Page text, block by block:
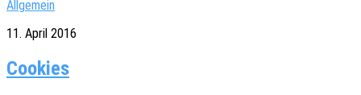
Allgemein
11. April 2016
Cookies